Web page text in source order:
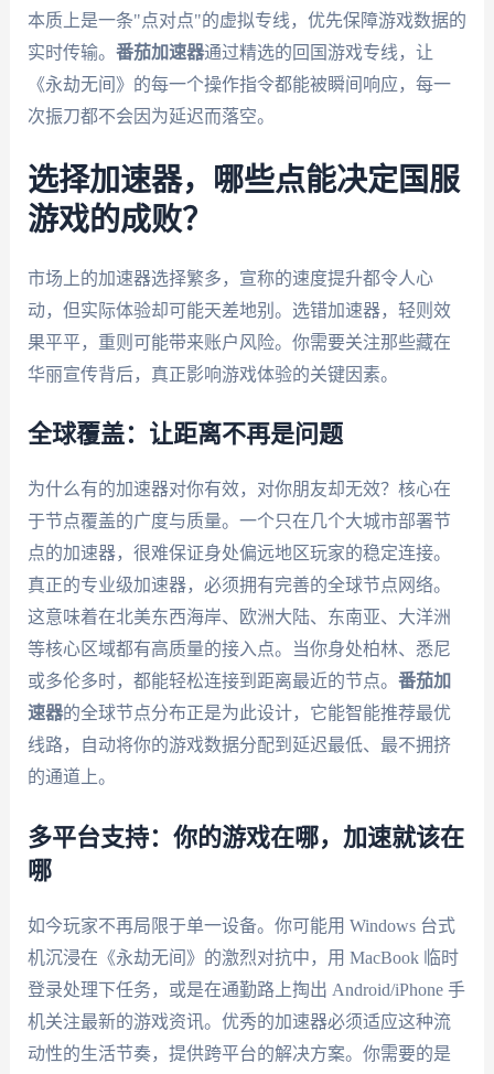
本质上是一条"点对点"的虚拟专线，优先保障游戏数据的
实时传输。 番茄加速器通过精选的回国游戏专线，让
《永劫无间》的每一个操作指令都能被瞬间响应，每一
次振刀都不会因为延迟而落空。
选择加速器，哪些点能决定国服
游戏的成败？
市场上的加速器选择繁多，宣称的速度提升都令人心
动，但实际体验却可能天差地别。选错加速器，轻则效
果平平，重则可能带来账户风险。你需要关注那些藏在
华丽宣传背后，真正影响游戏体验的关键因素。
全球覆盖：让距离不再是问题
为什么有的加速器对你有效，对你朋友却无效？核心在
于节点覆盖的广度与质量。一个只在几个大城市部署节
点的加速器，很难保证身处偏远地区玩家的稳定连接。
真正的专业级加速器，必须拥有完善的全球节点网络。
这意味着在北美东西海岸、欧洲大陆、东南亚、大洋洲
等核心区域都有高质量的接入点。当你身处柏林、悉尼
或多伦多时，都能轻松连接到距离最近的节点。 番茄加
速器的全球节点分布正是为此设计，它能智能推荐最优
线路，自动将你的游戏数据分配到延迟最低、最不拥挤
的通道上。
多平台支持：你的游戏在哪，加速就该在
哪
如今玩家不再局限于单一设备。你可能用 Windows 台式
机沉浸在《永劫无间》的激烈对抗中，用 MacBook 临时
登录处理下任务，或是在通勤路上掏出 Android/iPhone 手
机关注最新的游戏资讯。优秀的加速器必须适应这种流
动性的生活节奏，提供跨平台的解决方案。你需要的是